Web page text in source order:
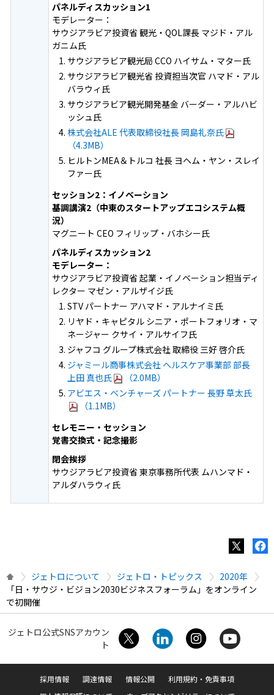
パネルディスカッション1
モデレーター：
サウジアラビア投資省 観光・QOL課長 マジド・アル
ガニム氏
サウジアラビア観光局 CCO ハイサム・マター氏
サウジアラビア観光省 投資担当次官 ハマド・アル
バラウィ氏
サウジアラビア観光開発基金 バーダー・アルハビ
ッシュ氏
株式会社ALE 代表取締役社長 岡島礼奈氏
（4.3MB）
ヒルトンMEA＆トルコ 社長 ヨヘム・ヤン・スレイ
ファー氏
セッション2：イノベーション
基調講演2（中東のスタートアップエコシステム概
況）
マグニート CEO フィリップ・バホシー氏
パネルディスカッション2
モデレーター：
サウジアラビア投資省 起業・イノベーション担当ディ
レクター マゼン・アルザイジ氏
STV パートナー アハマド・アルナイミ氏
リヤド・キャピタル シニア・ポートフォリオ・マ
ネージャー クサイ・アルサイフ氏
ジャフコ グループ株式会社 取締役 三好 啓介氏
ジャミール商事株式会社 ヘルスケア事業部 部長
上田 真也氏
（2.0MB）
アビエス・ベンチャーズ パートナー 長野 草太氏
（1.1MB）
セレモニー・セッション
覚書交換式・記念撮影
閉会挨拶
サウジアラビア投資省 東京事務所代表 ムハンマド・
アルダハラウィ氏
ジェトロについて ジェトロ・トピックス
2020年
「日・サウジ・ビジョン2030ビジネスフォーラム」をオンライン
で初開催
ジェトロ公式SNSアカウン
ト
採用情報 調達情報 情報公開
利用規約・免責事項